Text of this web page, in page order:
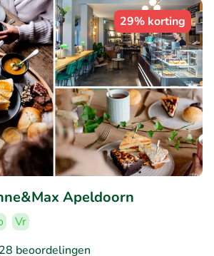
29% korting
Apeldoorn
Vr
beoordelingen